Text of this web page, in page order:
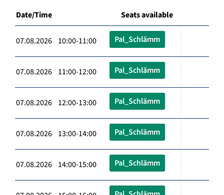
Date/Time Seats available
07.08.2026 10:00-11:00 Pal_Schlämm
07.08.2026 11:00-12:00 Pal_Schlämm
07.08.2026 12:00-13:00 Pal_Schlämm
07.08.2026 13:00-14:00 Pal_Schlämm
07.08.2026 14:00-15:00 Pal_Schlämm